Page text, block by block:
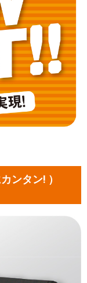
ンタン! ）